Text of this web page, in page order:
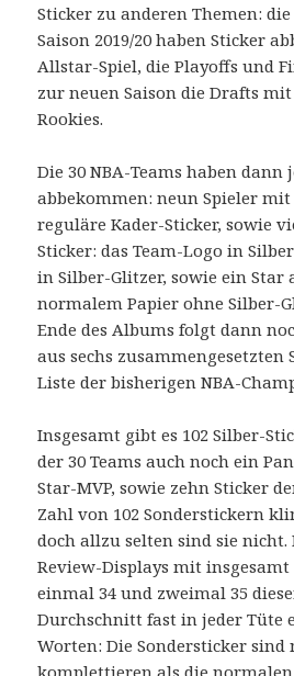
Sticker zu anderen Themen:
Saison 2019/20 haben Sticker
Allstar-Spiel, die Playoffs und
zur neuen Saison die Drafts
Rookies.
Die 30 NBA-Teams haben dann
abbekommen: neun Spieler
reguläre Kader-Sticker, sowie
Sticker: das Team-Logo in
in Silber-Glitzer, sowie ein
normalem Papier ohne Silber-
Ende des Albums folgt dann
aus sechs zusammengesetzten
Liste der bisherigen NBA-
Insgesamt gibt es 102 Silber-
der 30 Teams auch noch ein
Star-MVP, sowie zehn Sticker
Zahl von 102 Sonderstickern
doch allzu selten sind sie
Review-Displays mit insgesamt
einmal 34 und zweimal 35
Durchschnitt fast in jeder Tüte
Worten: Die Sondersticker